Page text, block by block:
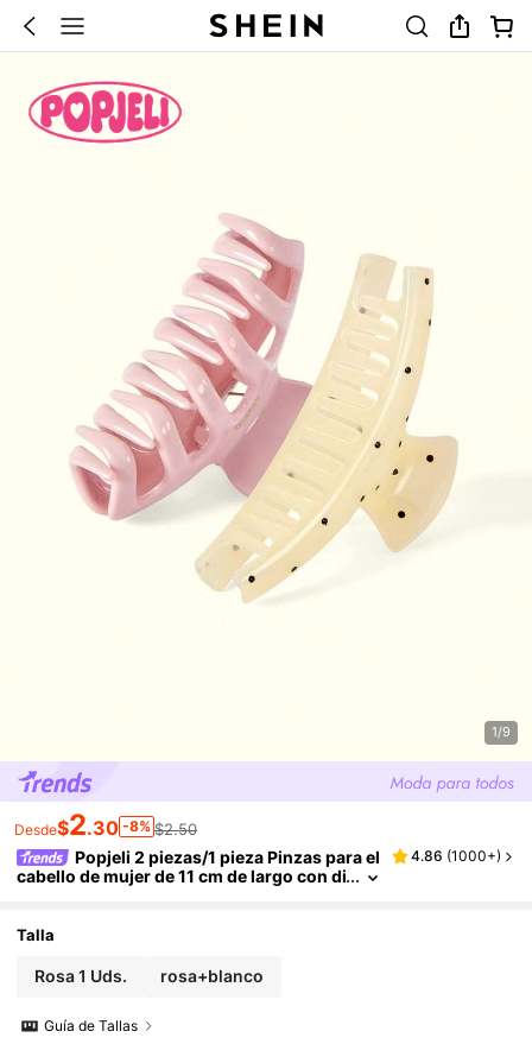
1/9
Desde$2.30 -8% $2.50
Popjeli 2 piezas/1 pieza Pinzas para el
cabello de mujer de 11 cm de largo con di
ra uso diario, casual, fiesta, commute, playa,
llaje, accesorios esenciales para el cabello e
n vacaciones
4.86 (1000+)
Talla
Rosa 1 Uds. rosa+blanco
Guía de Tallas